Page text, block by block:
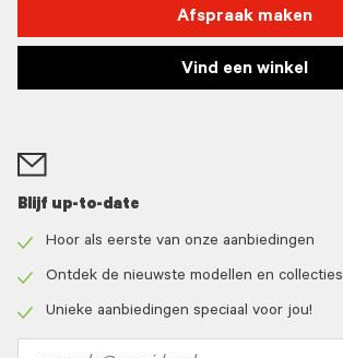
Afspraak maken
Vind een winkel
Blijf up-to-date
icon
Hoor als eerste van onze aanbiedingen
icon
Ontdek de nieuwste modellen en collecties
Unieke aanbiedingen speciaal voor jou!